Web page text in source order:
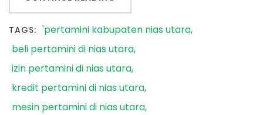
TAGS: 'pertamini kabupaten nias utara
beli pertamini di nias utara
izin pertamini di nias utara
kredit pertamini di nias utara
mesin pertamini di nias utara